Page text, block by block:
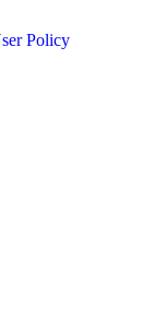
Policy